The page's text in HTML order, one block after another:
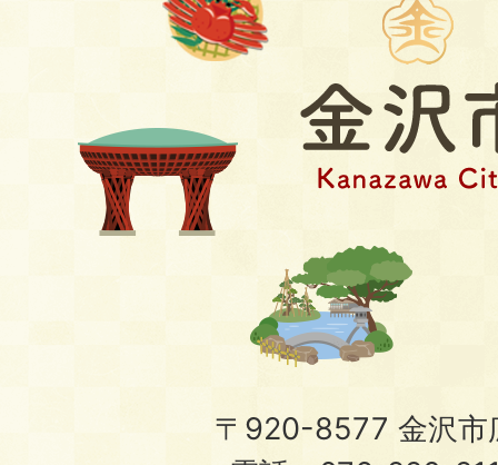
〒920-8577 金沢市